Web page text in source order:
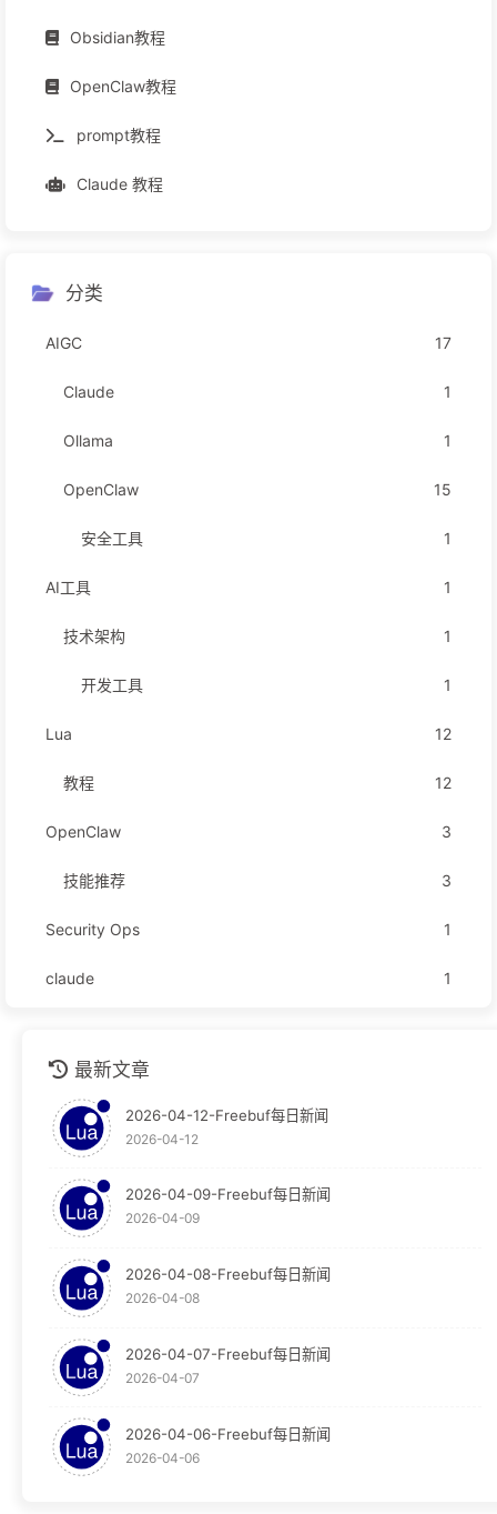
Obsidian教程
OpenClaw教程
prompt教程
Claude 教程
分类
AIGC 17
Claude 1
Ollama 1
OpenClaw 15
安全工具 1
AI工具 1
技术架构 1
开发工具 1
Lua 12
教程 12
OpenClaw 3
技能推荐 3
Security Ops 1
claude 1
安全运营
技术分享
教程
Graylog
Obsidian
OpenResty
WAF
新闻
最新文章
2026-04-12-Freebuf每日新闻
2026-04-12
2026-04-09-Freebuf每日新闻
2026-04-09
2026-04-08-Freebuf每日新闻
2026-04-08
2026-04-07-Freebuf每日新闻
2026-04-07
2026-04-06-Freebuf每日新闻
2026-04-06